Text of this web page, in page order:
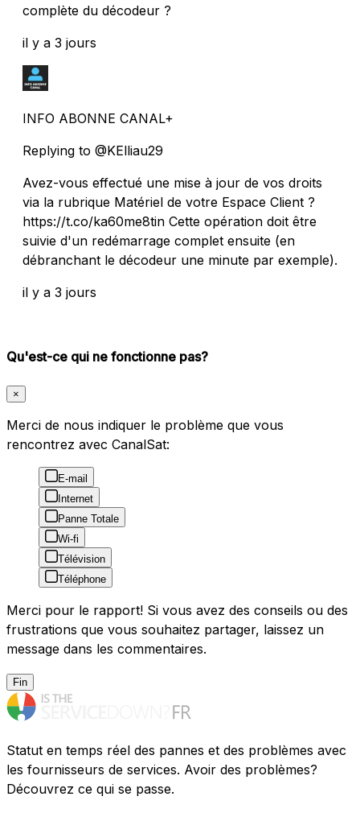
complète du décodeur ?
il y a 3 jours
INFO ABONNE CANAL+
Replying to @KElliau29
Avez-vous effectué une mise à jour de vos droits
via la rubrique Matériel de votre Espace Client ?
https://t.co/ka60me8tin Cette opération doit être
suivie d'un redémarrage complet ensuite (en
débranchant le décodeur une minute par exemple).
il y a 3 jours
Qu'est-ce qui ne fonctionne pas?
×
Merci de nous indiquer le problème que vous
rencontrez avec CanalSat:
E-mail
Internet
Panne Totale
Wi-fi
Télévision
Téléphone
Merci pour le rapport! Si vous avez des conseils ou des
frustrations que vous souhaitez partager, laissez un
message dans les commentaires.
Fin
Statut en temps réel des pannes et des problèmes avec
les fournisseurs de services. Avoir des problèmes?
Découvrez ce qui se passe.